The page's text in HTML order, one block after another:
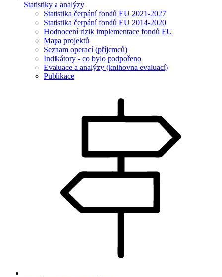
Statistiky a analýzy
Statistika čerpání fondů EU 2021-2027
Statistika čerpání fondů EU 2014-2020
Hodnocení rizik implementace fondů EU
Mapa projektů
Seznam operací (příjemců)
Indikátory - co bylo podpořeno
Evaluace a analýzy (knihovna evaluací)
Publikace